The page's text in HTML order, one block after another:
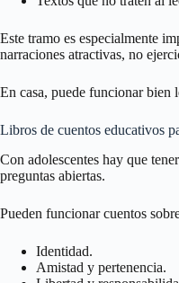
Este tramo es especialmente
narraciones atractivas, no
En casa, puede funcionar bien
Libros de cuentos educativos
Con adolescentes hay que
preguntas abiertas.
Pueden funcionar cuentos
Identidad.
Amistad y pertenencia.